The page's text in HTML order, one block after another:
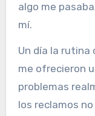
algo me
mí.
Un día la rutina
me ofrecieron
problemas
los reclamos